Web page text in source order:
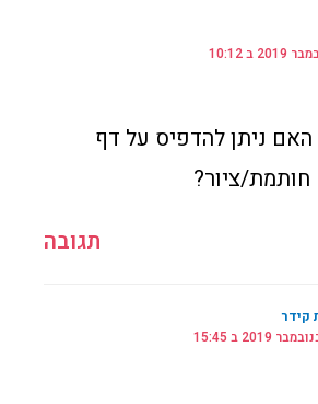
ניתן להדפיס על דף
ציור?
תגובה
קידר